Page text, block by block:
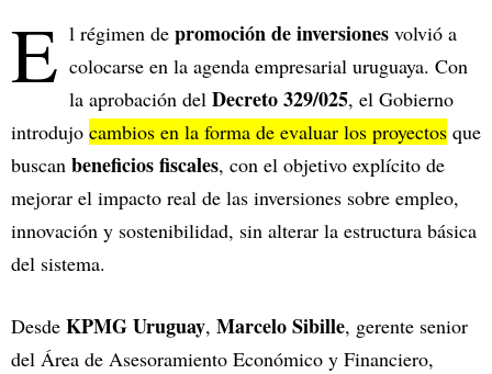
E l régimen de promoción de inversiones volvió a
colocarse en la agenda empresarial uruguaya. Con
la aprobación del Decreto 329/025, el Gobierno
introdujo cambios en la forma de evaluar los proyectos que
buscan beneficios fiscales, con el objetivo explícito de
mejorar el impacto real de las inversiones sobre empleo,
innovación y sostenibilidad, sin alterar la estructura básica
del sistema.
Desde KPMG Uruguay, Marcelo Sibille, gerente senior
del Área de Asesoramiento Económico y Financiero,